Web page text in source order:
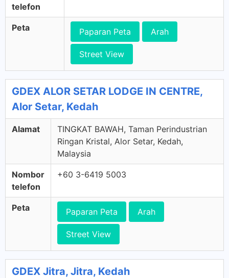
telefon
Peta Paparan Peta Arah
Street View
GDEX ALOR SETAR LODGE IN CENTRE,
Alor Setar, Kedah
Alamat
TINGKAT BAWAH, Taman Perindustrian
Ringan Kristal, Alor Setar, Kedah,
Malaysia
Nombor
telefon
+60 3-6419 5003
Peta Paparan Peta Arah
Street View
GDEX Jitra, Jitra, Kedah